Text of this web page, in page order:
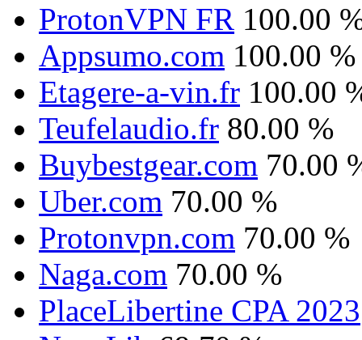
ProtonVPN FR 100.00
Appsumo.com 100.00 %
Etagere-a-vin.fr 100.00
Teufelaudio.fr 80.00 %
Buybestgear.com 70.00
Uber.com 70.00 %
Protonvpn.com 70.00 %
Naga.com 70.00 %
PlaceLibertine CPA 2023